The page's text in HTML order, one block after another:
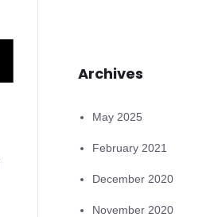
Archives
May 2025
February 2021
December 2020
November 2020